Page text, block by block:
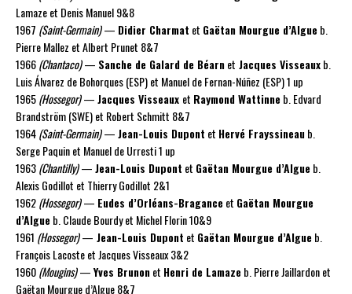
Lamaze et Denis Manuel 9&8
1967 (Saint-Germain)— Didier Charmat et Gaëtan Mourgue d’Algueb.
Pierre Mallez et Albert Prunet 8&7
1966(Chantaco)— Sanche de Galard de Béarnet Jacques Visseauxb.
Luis Álvarez de Bohorques (ESP) et Manuel de Fernan-Núñez (ESP) 1 up
1965(Hossegor)—Jacques Visseaux et Raymond Wattinneb. Edvard
Brandström (SWE) et Robert Schmitt 8&7
1964(Saint-Germain)—Jean-Louis Dupont et Hervé Frayssineaub.
Serge Paquin et Manuel de Urresti 1 up
1963(Chantilly)—Jean-Louis Dupont et Gaëtan Mourgue d’Algueb.
Alexis Godillot et Thierry Godillot 2&1
1962(Hossegor)— Eudes d’Orléans-Braganceet Gaëtan Mourgue
d’Algueb. Claude Bourdy et Michel Florin 10&9
1961 (Hossegor)— Jean-Louis Dupont et Gaëtan Mourgue d’Algueb.
François Lacoste et Jacques Visseaux 3&2
1960(Mougins)—Yves Brunonet Henri de Lamazeb. Pierre Jaillardon et
Gaëtan Mourgue d’Algue 8&7